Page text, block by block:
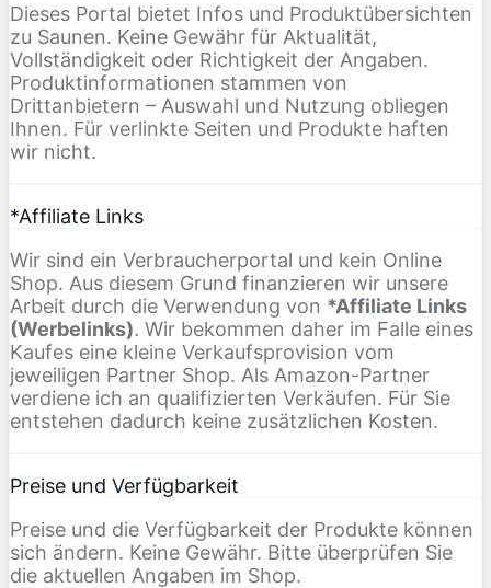
Dieses Portal bietet Infos und Produktübersichten
zu Saunen. Keine Gewähr für Aktualität,
Vollständigkeit oder Richtigkeit der Angaben.
Produktinformationen stammen von
Drittanbietern – Auswahl und Nutzung obliegen
Ihnen. Für verlinkte Seiten und Produkte haften
wir nicht.
*Affiliate Links
Wir sind ein Verbraucherportal und kein Online
Shop. Aus diesem Grund finanzieren wir unsere
Arbeit durch die Verwendung von *Affiliate Links
(Werbelinks). Wir bekommen daher im Falle eines
Kaufes eine kleine Verkaufsprovision vom
jeweiligen Partner Shop. Als Amazon-Partner
verdiene ich an qualifizierten Verkäufen. Für Sie
entstehen dadurch keine zusätzlichen Kosten.
Preise und Verfügbarkeit
Preise und die Verfügbarkeit der Produkte können
sich ändern. Keine Gewähr. Bitte überprüfen Sie
die aktuellen Angaben im Shop.